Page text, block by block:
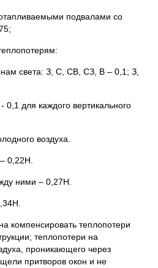
подвалами со
света: З, С, СВ, СЗ, В – 0,1; З,
для каждого вертикального
воздуха.
0,22Н.
ними – 0,27Н.
компенсировать теплопотери
теплопотери на
проникающего через
притворов окон и не